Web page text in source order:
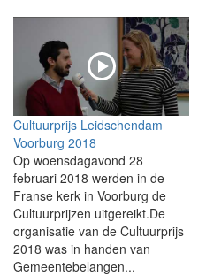
Cultuurprijs Leidschendam
Voorburg 2018
Op woensdagavond 28
februari 2018 werden in de
Franse kerk in Voorburg de
Cultuurprijzen uitgereikt.De
organisatie van de Cultuurprijs
2018 was in handen van
Gemeentebelangen...